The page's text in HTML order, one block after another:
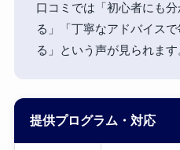
口コミでは「初心者にも
る」「丁寧なアドバイス
る」という声が見られます
提供プログラム・対応